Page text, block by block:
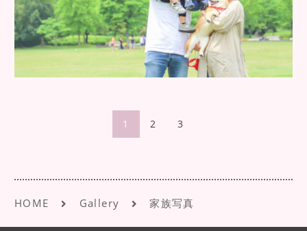
1 2 3
HOME Gallery 家族写真